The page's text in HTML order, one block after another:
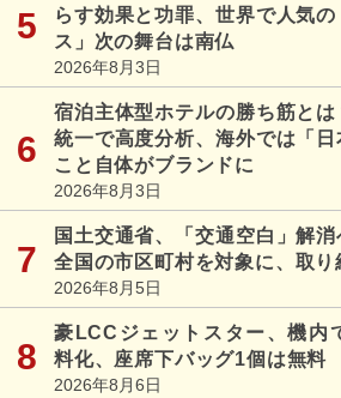
らす効果と功罪、世界で人気
ス」次の舞台は南仏
2026年8月3日
宿泊主体型ホテルの勝ち筋と
統一で高度分析、海外では「日
こと自体がブランドに
2026年8月3日
国土交通省、「交通空白」解消
全国の市区町村を対象に、取り
2026年8月5日
豪LCCジェットスター、機内
料化、座席下バッグ1個は無料
2026年8月6日